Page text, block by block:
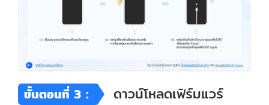
ขั้นตอนที่ 3： ดาวน์โหลดเฟิร์มแวร์